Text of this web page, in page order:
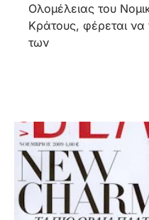
Ολομέλειας του
Κράτους, φέρεται
των